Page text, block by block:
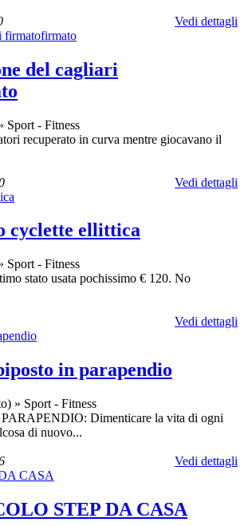
Vedi dettagli
del cagliari
Sport - Fitness
recuperato in curva mentre giocavano il
Vedi dettagli
cyclette ellittica
Sport - Fitness
stato usata pochissimo € 120. No
Vedi dettagli
in parapendio
» Sport - Fitness
Dimenticare la vita di ogni
di nuovo...
Vedi dettagli
STEP DA CASA